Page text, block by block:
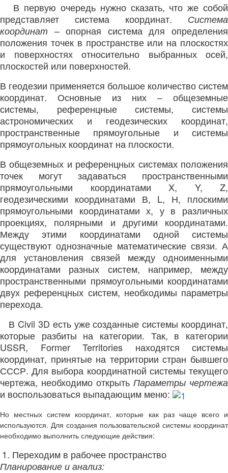
В первую очередь нужно сказать, что же собой
представляет система координат. Система
координат – опорная система для определения
положения точек в пространстве или на плоскостях
и поверхностях относительно выбранных осей,
плоскостей или поверхностей.
В геодезии применяется большое количество систем
координат. Основные из них – общеземные
системы, референцные системы, системы
астрономических и геодезических координат,
пространственные прямоугольные и системы
прямоугольных координат на плоскости.
В общеземных и референцных системах положения
точек могут задаваться пространственными
прямоугольными координатами X, Y, Z,
геодезическими координатами В, L, Н, плоскими
прямоугольными координатами х, у в различных
проекциях, полярными и другими координатами.
Между этими координатами одной системы
существуют однозначные математические связи. А
для установления связей между одноименными
координатами разных систем, например, между
пространственными прямоугольными координатами
двух референцных систем, необходимы параметры
перехода.
В Civil 3D есть уже созданные системы координат,
которые разбиты на категории. Так, в категории
USSR, Former Territories находятся системы
координат, принятые на территории стран бывшего
СССР. Для выбора координатной системы текущего
чертежа, необходимо открыть Параметры чертежа
и воспользоваться выпадающим меню:
Но местных систем координат, которые как раз чаще всего и
используются. Для создания пользовательской системы координат
необходимо выполнить следующие действия:
1. Переходим в рабочее пространство
Планирование и анализ: